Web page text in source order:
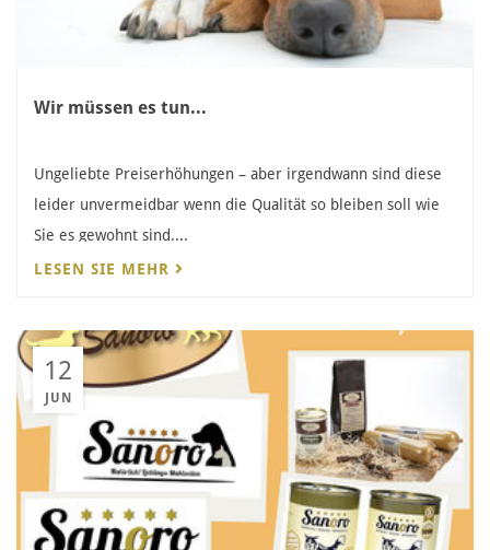
Wir müssen es tun...
Ungeliebte Preiserhöhungen – aber irgendwann sind diese
leider unvermeidbar wenn die Qualität so bleiben soll wie
Sie es gewohnt sind....
LESEN SIE MEHR
12
JUN